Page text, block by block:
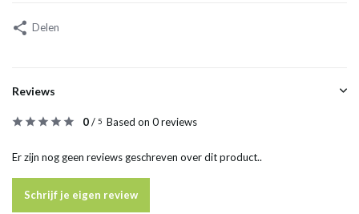
Delen
Reviews
0/ 5 Based on 0 reviews
Er zijn nog geen reviews geschreven over dit product..
Schrijf je eigen review